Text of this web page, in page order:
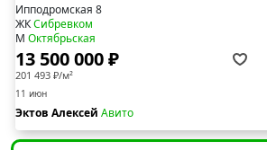
Ипподромская 8
ЖКСибревком
М Октябрьская
13 500 000 ₽
201 493 ₽/м²
11 июн
Эктов Алексей Авито